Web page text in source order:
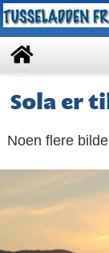
Sola er
Noen flere